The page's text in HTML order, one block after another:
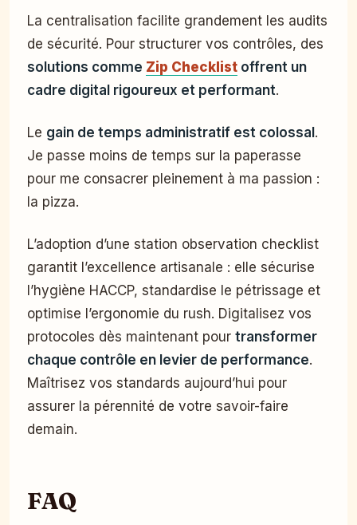
La centralisation facilite grandement les audits
de sécurité. Pour structurer vos contrôles, des
solutions comme Zip Checklist offrent un
cadre digital rigoureux et performant.
Le gain de temps administratif est colossal.
Je passe moins de temps sur la paperasse
pour me consacrer pleinement à ma passion :
la pizza.
L’adoption d’une station observation checklist
garantit l’excellence artisanale : elle sécurise
l’hygiène HACCP, standardise le pétrissage et
optimise l’ergonomie du rush. Digitalisez vos
protocoles dès maintenant pour transformer
chaque contrôle en levier de performance.
Maîtrisez vos standards aujourd’hui pour
assurer la pérennité de votre savoir-faire
demain.
FAQ